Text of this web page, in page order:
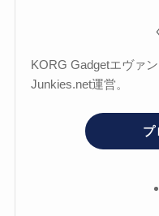
KORG Gadgetエヴァ
Junkies.net運営。
プ